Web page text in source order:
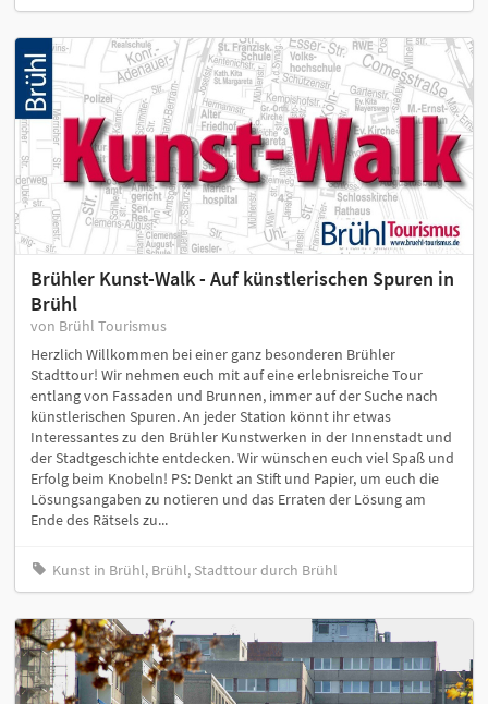
Brühler Kunst-Walk - Auf künstlerischen Spuren in
Brühl
von Brühl Tourismus
Herzlich Willkommen bei einer ganz besonderen Brühler
Stadttour! Wir nehmen euch mit auf eine erlebnisreiche Tour
entlang von Fassaden und Brunnen, immer auf der Suche nach
künstlerischen Spuren. An jeder Station könnt ihr etwas
Interessantes zu den Brühler Kunstwerken in der Innenstadt und
der Stadtgeschichte entdecken. Wir wünschen euch viel Spaß und
Erfolg beim Knobeln! PS: Denkt an Stift und Papier, um euch die
Lösungsangaben zu notieren und das Erraten der Lösung am
Ende des Rätsels zu...
Kunst in Brühl, Brühl, Stadttour durch Brühl